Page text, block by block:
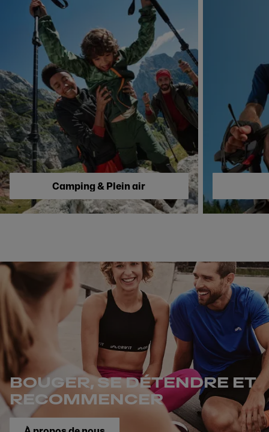
Skip to next section
Camping & Plein air
BOUGER, SE DÉTENDRE ET
RECOMMENCER